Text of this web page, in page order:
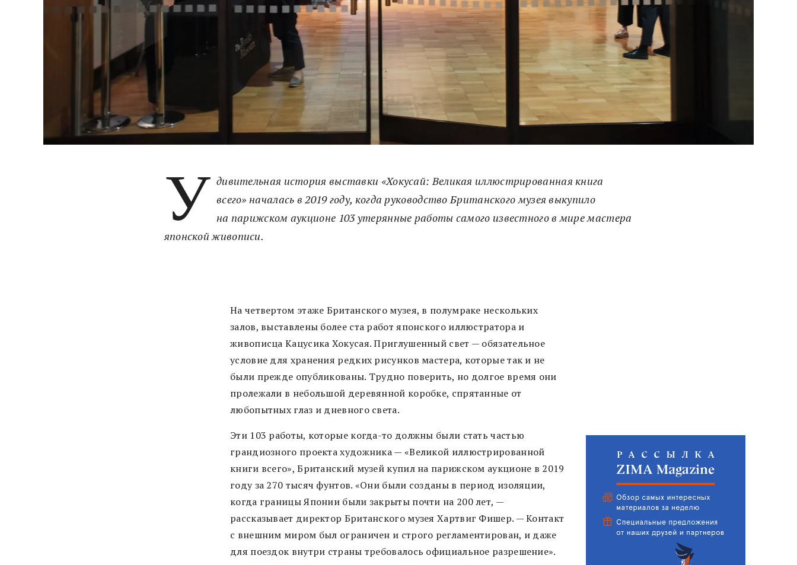
У дивительная история выставки «Хокусай: Великая иллюстрированная книга
всего» началась в 2019 году, когда руководство Британского музея выкупило
на парижском аукционе 103 утерянные работы самого известного в мире мастера
японской живописи.
На четвертом этаже Британского музея, в полумраке нескольких
залов, выставлены более ста работ японского иллюстратора и
живописца Кацусика Хокусая. Приглушенный свет — обязательное
условие для хранения редких рисунков мастера, которые так и не
были прежде опубликованы. Трудно поверить, но долгое время они
пролежали в небольшой деревянной коробке, спрятанные от
любопытных глаз и дневного света.
Эти 103 работы, которые когда-то должны были стать частью
грандиозного проекта художника — «Великой иллюстрированной
книги всего», Британский музей купил на парижском аукционе в 2019
году за 270 тысяч фунтов. «Они были созданы в период изоляции,
когда границы Японии были закрыты почти на 200 лет, —
рассказывает директор Британского музея Хартвиг Фишер. — Контакт
с внешним миром был ограничен и строго регламентирован, и даже
для поездок внутри страны требовалось официальное разрешение».